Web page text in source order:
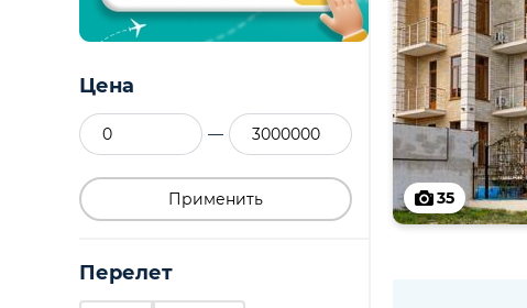
Цена
—
Применить
Перелет
35